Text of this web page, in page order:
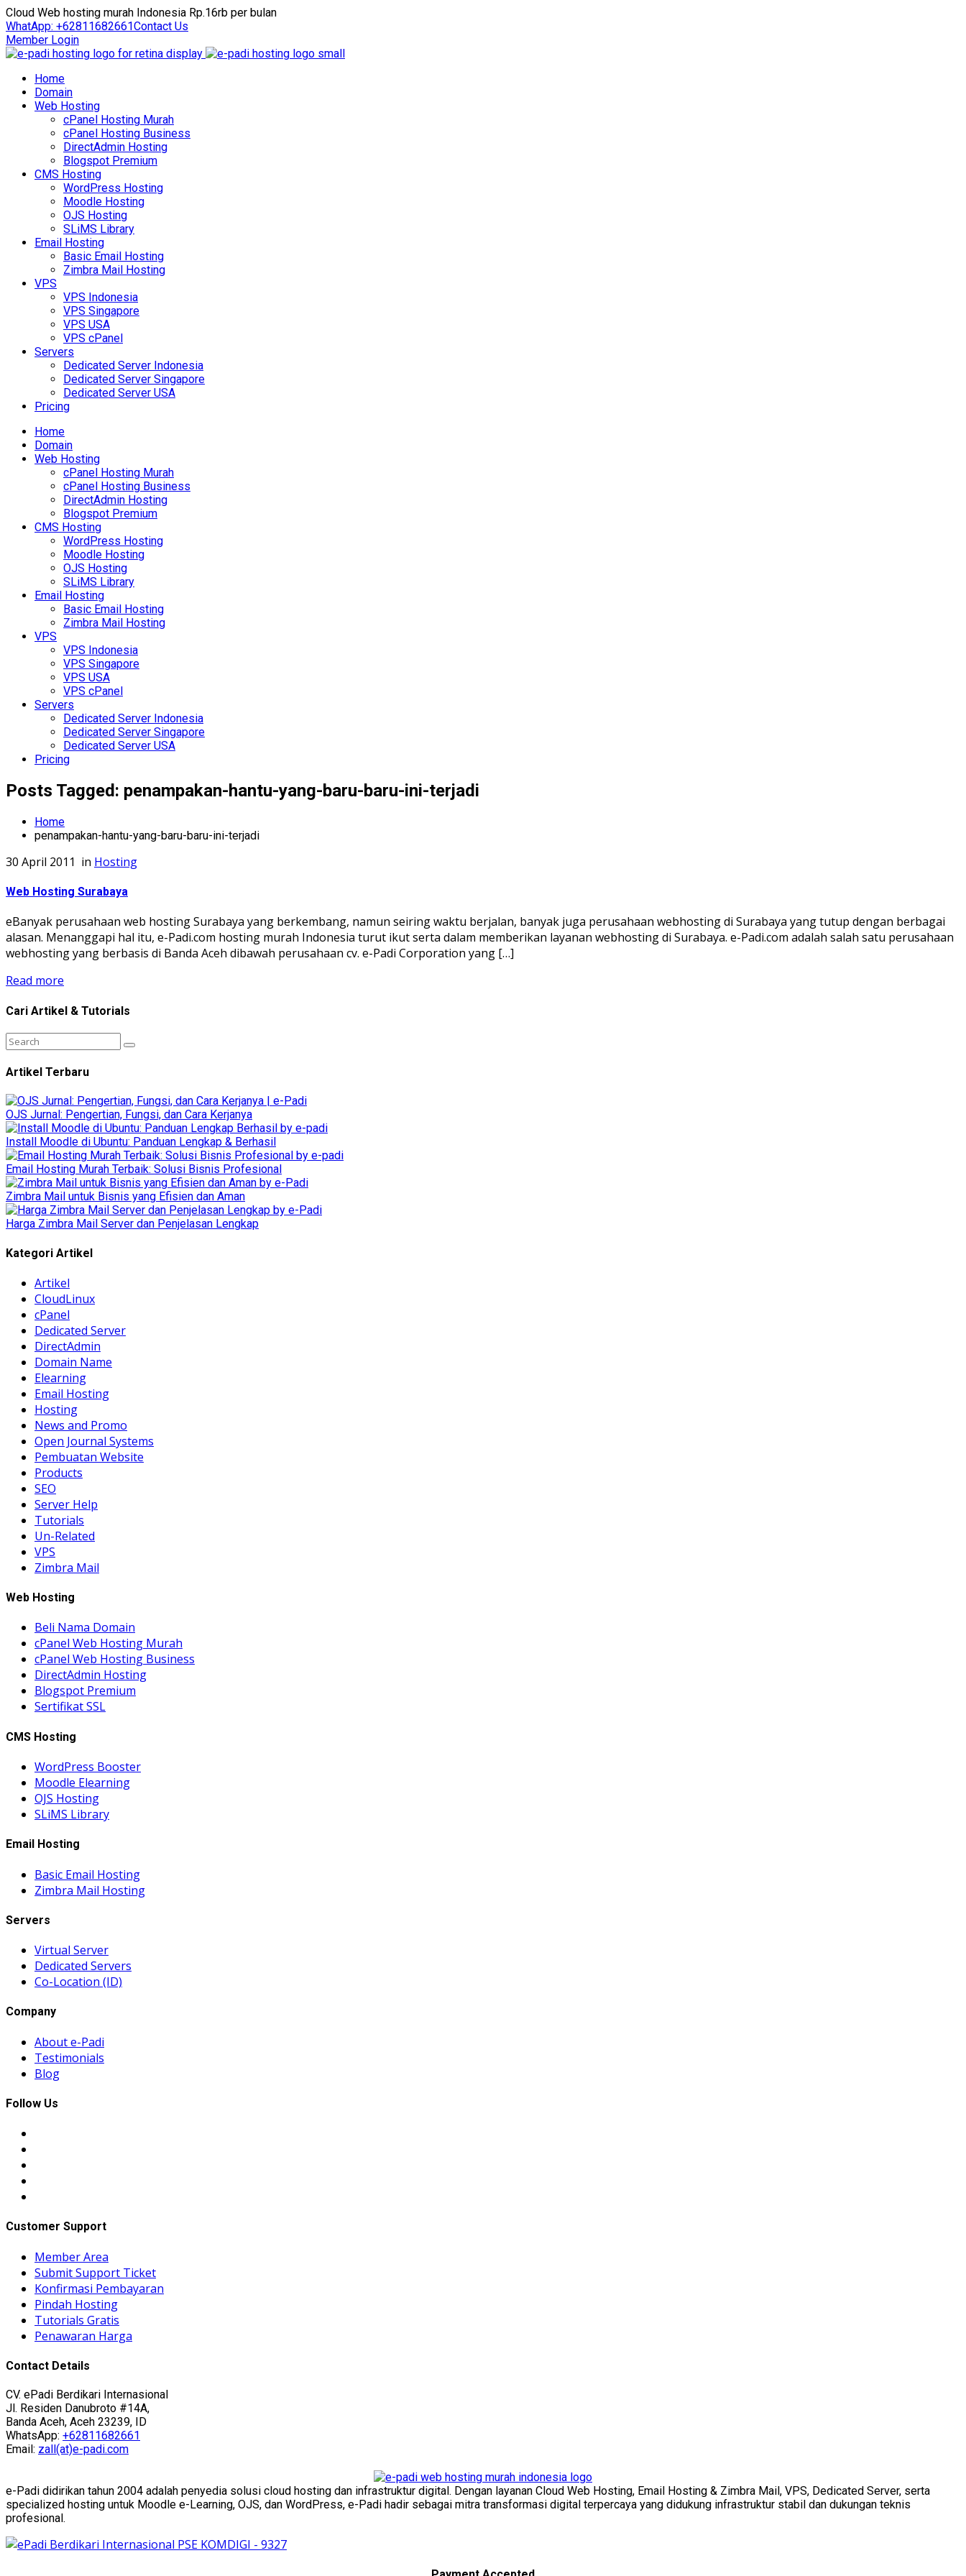
Cloud Web hosting murah Indonesia Rp.16rb per bulan
WhatApp: +62811682661Contact Us
Member Login
Home
Domain
Web Hosting
cPanel Hosting Murah
cPanel Hosting Business
DirectAdmin Hosting
Blogspot Premium
CMS Hosting
WordPress Hosting
Moodle Hosting
OJS Hosting
SLiMS Library
Email Hosting
Basic Email Hosting
Zimbra Mail Hosting
VPS
VPS Indonesia
VPS Singapore
VPS USA
VPS cPanel
Servers
Dedicated Server Indonesia
Dedicated Server Singapore
Dedicated Server USA
Pricing
Home
Domain
Web Hosting
cPanel Hosting Murah
cPanel Hosting Business
DirectAdmin Hosting
Blogspot Premium
CMS Hosting
WordPress Hosting
Moodle Hosting
OJS Hosting
SLiMS Library
Email Hosting
Basic Email Hosting
Zimbra Mail Hosting
VPS
VPS Indonesia
VPS Singapore
VPS USA
VPS cPanel
Servers
Dedicated Server Indonesia
Dedicated Server Singapore
Dedicated Server USA
Pricing
Posts Tagged: penampakan-hantu-yang-baru-baru-ini-terjadi
Home
penampakan-hantu-yang-baru-baru-ini-terjadi
30 April 2011 in Hosting
Web Hosting Surabaya
eBanyak perusahaan web hosting Surabaya yang berkembang, namun seiring waktu berjalan, banyak juga perusahaan webhosting di Surabaya yang tutup dengan berbagai
alasan. Menanggapi hal itu, e-Padi.com hosting murah Indonesia turut ikut serta dalam memberikan layanan webhosting di Surabaya. e-Padi.com adalah salah satu perusahaan
webhosting yang berbasis di Banda Aceh dibawah perusahaan cv. e-Padi Corporation yang […]
Read more
Cari Artikel & Tutorials
Artikel Terbaru
OJS Jurnal: Pengertian, Fungsi, dan Cara Kerjanya
Install Moodle di Ubuntu: Panduan Lengkap & Berhasil
Email Hosting Murah Terbaik: Solusi Bisnis Profesional
Zimbra Mail untuk Bisnis yang Efisien dan Aman
Harga Zimbra Mail Server dan Penjelasan Lengkap
Kategori Artikel
Artikel
CloudLinux
cPanel
Dedicated Server
DirectAdmin
Domain Name
Elearning
Email Hosting
Hosting
News and Promo
Open Journal Systems
Pembuatan Website
Products
SEO
Server Help
Tutorials
Un-Related
VPS
Zimbra Mail
Web Hosting
Beli Nama Domain
cPanel Web Hosting Murah
cPanel Web Hosting Business
DirectAdmin Hosting
Blogspot Premium
Sertifikat SSL
CMS Hosting
WordPress Booster
Moodle Elearning
OJS Hosting
SLiMS Library
Email Hosting
Basic Email Hosting
Zimbra Mail Hosting
Servers
Virtual Server
Dedicated Servers
Co-Location (ID)
Company
About e-Padi
Testimonials
Blog
Follow Us
Customer Support
Member Area
Submit Support Ticket
Konfirmasi Pembayaran
Pindah Hosting
Tutorials Gratis
Penawaran Harga
Contact Details
CV. ePadi Berdikari Internasional
Jl. Residen Danubroto #14A,
Banda Aceh, Aceh 23239, ID
WhatsApp: +62811682661
Email: zall(at)e-padi.com
e-Padi didirikan tahun 2004 adalah penyedia solusi cloud hosting dan infrastruktur digital. Dengan layanan Cloud Web Hosting, Email Hosting & Zimbra Mail, VPS, Dedicated Server, serta
specialized hosting untuk Moodle e-Learning, OJS, dan WordPress, e-Padi hadir sebagai mitra transformasi digital terpercaya yang didukung infrastruktur stabil dan dukungan teknis
profesional.